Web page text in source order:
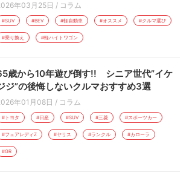
年03月25日 / コラム
#SUV #BEV #軽自動車 #オススメ #クルマ選び
#乗り換え #軽ハイトワゴン
歳から10年遊び倒す!! シニア世代”イケ
ジ”の後悔しないクルマおすすめ3選
年01月08日 / コラム
#トヨタ #日産 #SUV #三菱 #スポーツカー
#フェアレディZ #ヤリス #ランクル #カローラ
#GR